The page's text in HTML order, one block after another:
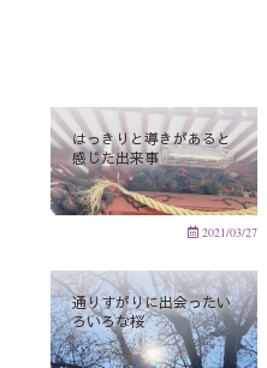
はっきりと導きがあると
感じた出来事
2021/03/27
通りすがりに出会ったい
ろいろな桜